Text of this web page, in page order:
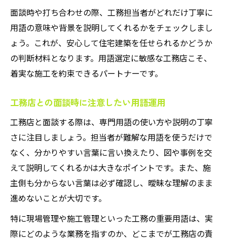
面談時や打ち合わせの際、工務担当者がどれだけ丁寧に
用語の意味や背景を説明してくれるかをチェックしまし
ょう。これが、安心して住宅建築を任せられるかどうか
の判断材料となります。用語選定に敏感な工務店こそ、
着実な施工を約束できるパートナーです。
工務店との面談時に注意したい用語運用
工務店と面談する際は、専門用語の使い方や説明の丁寧
さに注目しましょう。担当者が難解な用語を使うだけで
なく、分かりやすい言葉に言い換えたり、図や事例を交
えて説明してくれるかは大きなポイントです。また、施
主側も分からない言葉は必ず確認し、曖昧な理解のまま
進めないことが大切です。
特に現場管理や施工管理といった工務の重要用語は、実
際にどのような業務を指すのか、どこまでが工務店の責